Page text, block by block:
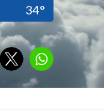
34°